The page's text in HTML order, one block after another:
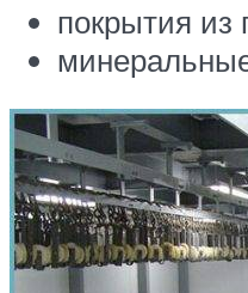
покрытия из